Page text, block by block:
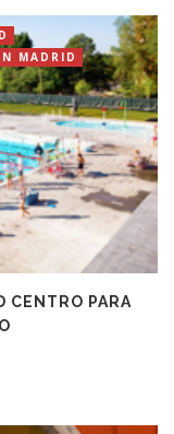
MADRID
CENTRO PARA